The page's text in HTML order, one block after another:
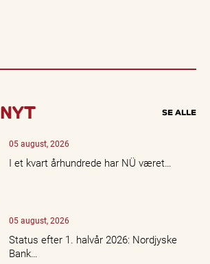
NYT SE ALLE
05 august, 2026
I et kvart århundrede har NÜ været…
05 august, 2026
Status efter 1. halvår 2026: Nordjyske
Bank…